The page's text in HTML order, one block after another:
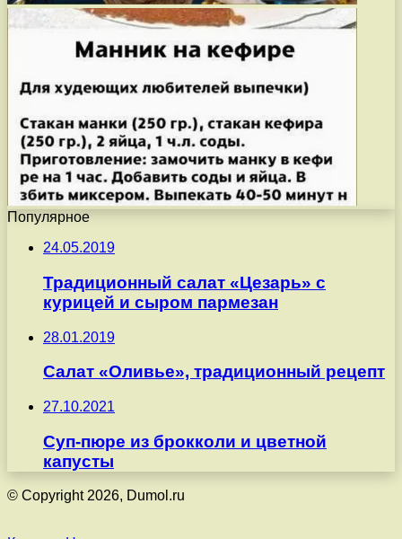
Популярное
24.05.2019
Традиционный салат «Цезарь» с
курицей и сыром пармезан
28.01.2019
Салат «Оливье», традиционный рецепт
27.10.2021
Суп-пюре из брокколи и цветной
капусты
© Copyright 2026, Dumol.ru